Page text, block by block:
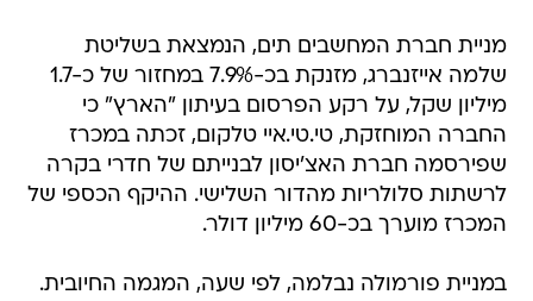
מניית חברת המחשבים תים, הנמצאת בשליטת
שלמה אייזנברג, מזנקת בכ-7.9% במחזור של כ-1.7
מיליון שקל, על רקע הפרסום בעיתון "הארץ" כי
החברה המוחזקת, טי.טי.איי טלקום, זכתה במכרז
שפירסמה חברת האצ'יסון לבנייתם של חדרי בקרה
לרשתות סלולריות מהדור השלישי. ההיקף הכספי של
המכרז מוערך בכ-60 מיליון דולר.
במניית פורמולה נבלמה, לפי שעה, המגמה החיובית.